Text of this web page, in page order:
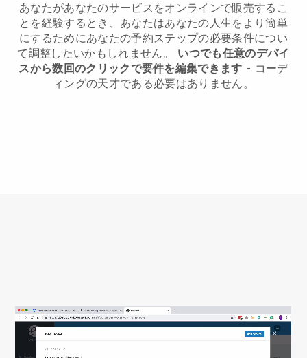
あなたがあなたのサービスをオンラインで販売するこ
とを経験するとき、あなたはあなたの人生をより簡単
にするためにあなたの予約ステップの必要条件につい
て調整したいかもしれません。 いつでも任意のデバイ
スから数回のクリックで要件を編集できます - コーデ
ィングの天才である必要はありません。